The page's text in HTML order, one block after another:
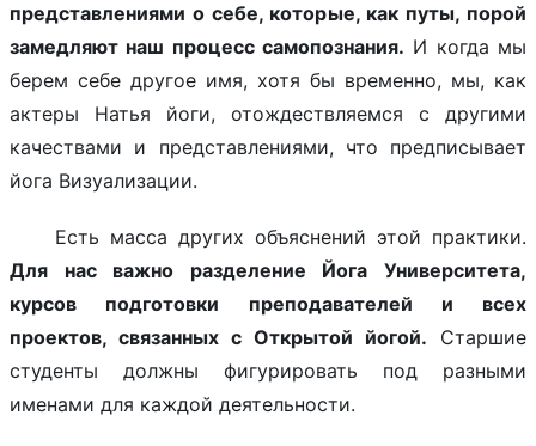
представлениями о себе, которые, как путы, порой
замедляют наш процесс самопознания. И когда мы
берем себе другое имя, хотя бы временно, мы, как
актеры Натья йоги, отождествляемся с другими
качествами и представлениями, что предписывает
йога Визуализации.
Есть масса других объяснений этой практики.
Для нас важно разделение Йога Университета,
курсов подготовки преподавателей и всех
проектов, связанных с Открытой йогой. Старшие
студенты должны фигурировать под разными
именами для каждой деятельности.